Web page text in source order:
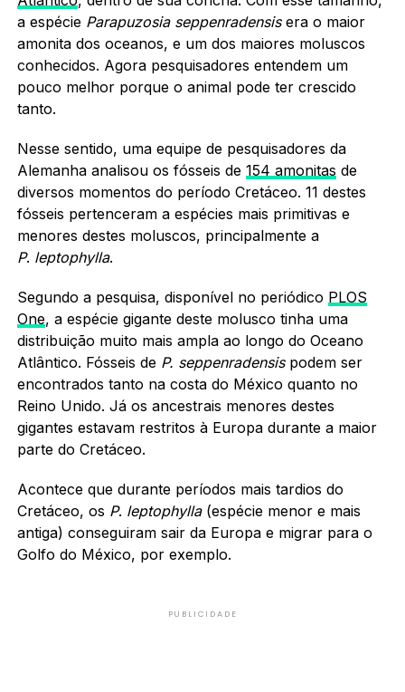
a espécie Parapuzosia seppenradensisera o maior
amonita dos oceanos, e um dos maiores moluscos
conhecidos. Agora pesquisadores entendem um
pouco melhor porque o animal pode ter crescido
tanto.
Nesse sentido, uma equipe de pesquisadores da
Alemanha analisou os fósseis de 154 amonitas de
diversos momentos do período Cretáceo. 11 destes
fósseis pertenceram a espécies mais primitivas e
menores destes moluscos, principalmente a
P. leptophylla.
Segundo a pesquisa, disponível no periódico PLOS
One, a espécie gigante deste molusco tinha uma
distribuição muito mais ampla ao longo do Oceano
Atlântico. Fósseis de P. seppenradensispodem ser
encontrados tanto na costa do México quanto no
Reino Unido. Já os ancestrais menores destes
gigantes estavam restritos à Europa durante a maior
parte do Cretáceo.
Acontece que durante períodos mais tardios do
Cretáceo, os P. leptophylla(espécie menor e mais
antiga) conseguiram sair da Europa e migrar para o
Golfo do México, por exemplo.
PUBLICIDADE